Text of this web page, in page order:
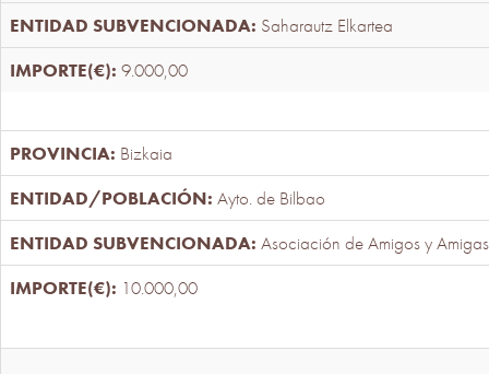
Saharautz Elkartea
9.000,00
Bizkaia
Ayto. de Bilbao
Asociación de Amigos y
10.000,00